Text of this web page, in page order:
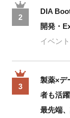
2
DIA
開発・
イベント
3
製薬×デ
者も活
最先端